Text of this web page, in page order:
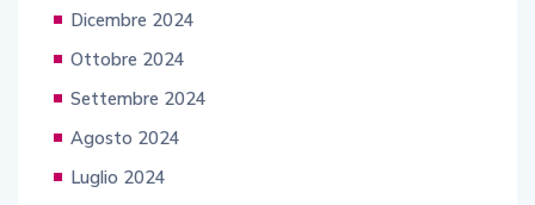
Dicembre 2024
Ottobre 2024
Settembre 2024
Agosto 2024
Luglio 2024